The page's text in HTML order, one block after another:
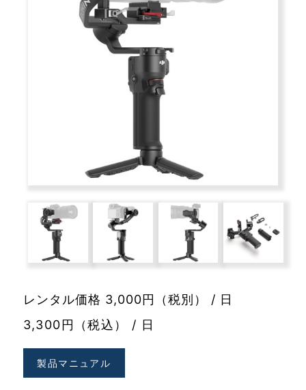
レンタル価格 3,000円（税別） / 日
3,300円（税込） / 日
製品マニュアル